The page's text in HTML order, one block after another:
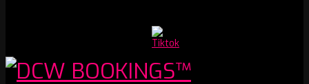
Youtube
Channel